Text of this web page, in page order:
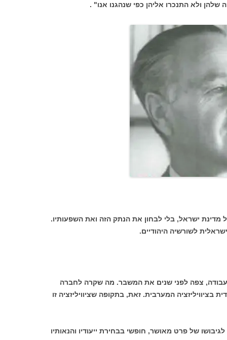
שלהן ולא התנכרו אליהן כפי שנהגנו אנו" .
ישראל, בלי לבחון את הנתק הזה ואת השפעותיו.
לשורשיה היהודיים.
צפה לפני שנים את המשבר. מה שקרה לחברה
המערבית. זאת, בתקופה שציוויליזציה זו
של פרט מאושר, חופשי בבחירת ייעודיו והנאותיו